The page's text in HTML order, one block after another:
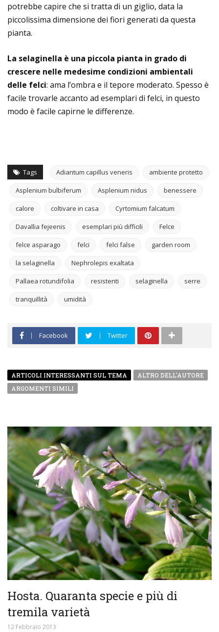
potrebbe capire che si tratta di un giglio, data la
piccolissima dimensione dei fiori generati da questa
pianta.
La selaginella è una piccola pianta in grado di
crescere nelle medesime condizioni ambientali
delle felci: ama l’ombra e il tepore moderato. Spesso è
facile trovarle accanto ad esemplari di felci, in questo
modo è facile capirne le differenze.
Tags Adiantum capillus veneris ambiente protetto
Asplenium bulbiferum Asplenium nidus benessere
calore coltivare in casa Cyrtomium falcatum
Davallia fejeenis esemplari più difficili Felce
felce asparago felci felci false garden room
la selaginella Nephrolepis exaltata
Pallaea rotundifolia resistenti selaginella serre
tranquillità umidità
Facebook Twitter
ARTICOLI INTERESSANTI SUL TEMA
ALTRO DELL'AUTORE
ARGOMENTI SIMILI
Hosta. Quaranta specie e più di
tremila varietà
12 Febbraio 2013